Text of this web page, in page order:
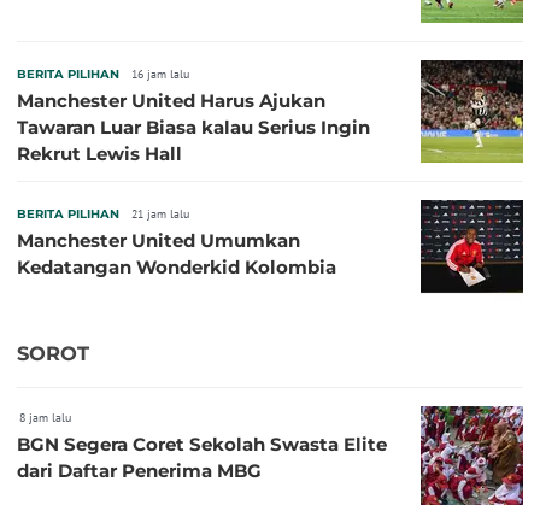
BERITA PILIHAN 16 jam lalu
Manchester United Harus Ajukan
Tawaran Luar Biasa kalau Serius Ingin
Rekrut Lewis Hall
BERITA PILIHAN 21 jam lalu
Manchester United Umumkan
Kedatangan Wonderkid Kolombia
SOROT
8 jam lalu
BGN Segera Coret Sekolah Swasta Elite
dari Daftar Penerima MBG